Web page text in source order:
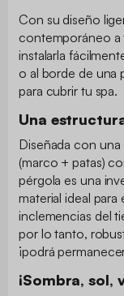
Con su diseño
contemporáneo a
instalarla
o al borde de una
para cubrir tu spa.
Una
Diseñada con
(marco + patas)
pérgola es una
material ideal para
inclemencias del
por lo tanto,
¡podrá
¡Sombra, sol,